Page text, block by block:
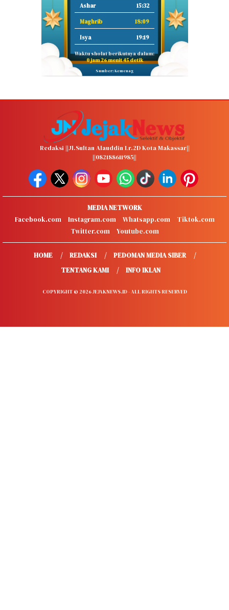
Ashar 15:32
Maghrib 18:09
Isya 19:19
Waktu sholat berikutnya dalam:
0 jam 26 menit 44 detik
Sumber: Kemenag
Redaksi ||Jl.Sultan Alauddin Lr.2D Kota Makassar||
||082188611985||
MEDIA NETWORK
Facebook.com
Instagram.com Whatsapp.com
Tiktok.com
Twitter.com
Youtube.com
HOME REDAKSI
PEDOMAN MEDIA SIBER
TENTANG KAMI
INFO IKLAN
COPYRIGHT © 2026 JEJAKNEWS.ID - ALL RIGHTS RESERVED